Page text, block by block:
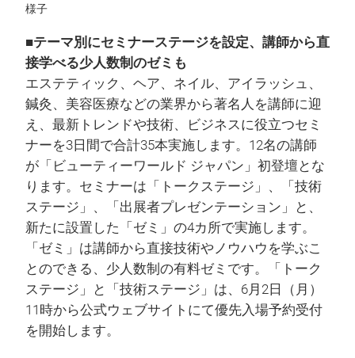
様子
■テーマ別にセミナーステージを設定、講師から直
接学べる少人数制のゼミも
エステティック、ヘア、ネイル、アイラッシュ、
鍼灸、美容医療などの業界から著名人を講師に迎
え、最新トレンドや技術、ビジネスに役立つセミ
ナーを3日間で合計35本実施します。12名の講師
が「ビューティーワールド ジャパン」初登壇とな
ります。セミナーは「トークステージ」、「技術
ステージ」、「出展者プレゼンテーション」と、
新たに設置した「ゼミ」の4カ所で実施します。
「ゼミ」は講師から直接技術やノウハウを学ぶこ
とのできる、少人数制の有料ゼミです。「トーク
ステージ」と「技術ステージ」は、6月2日（月）
11時から公式ウェブサイトにて優先入場予約受付
を開始します。